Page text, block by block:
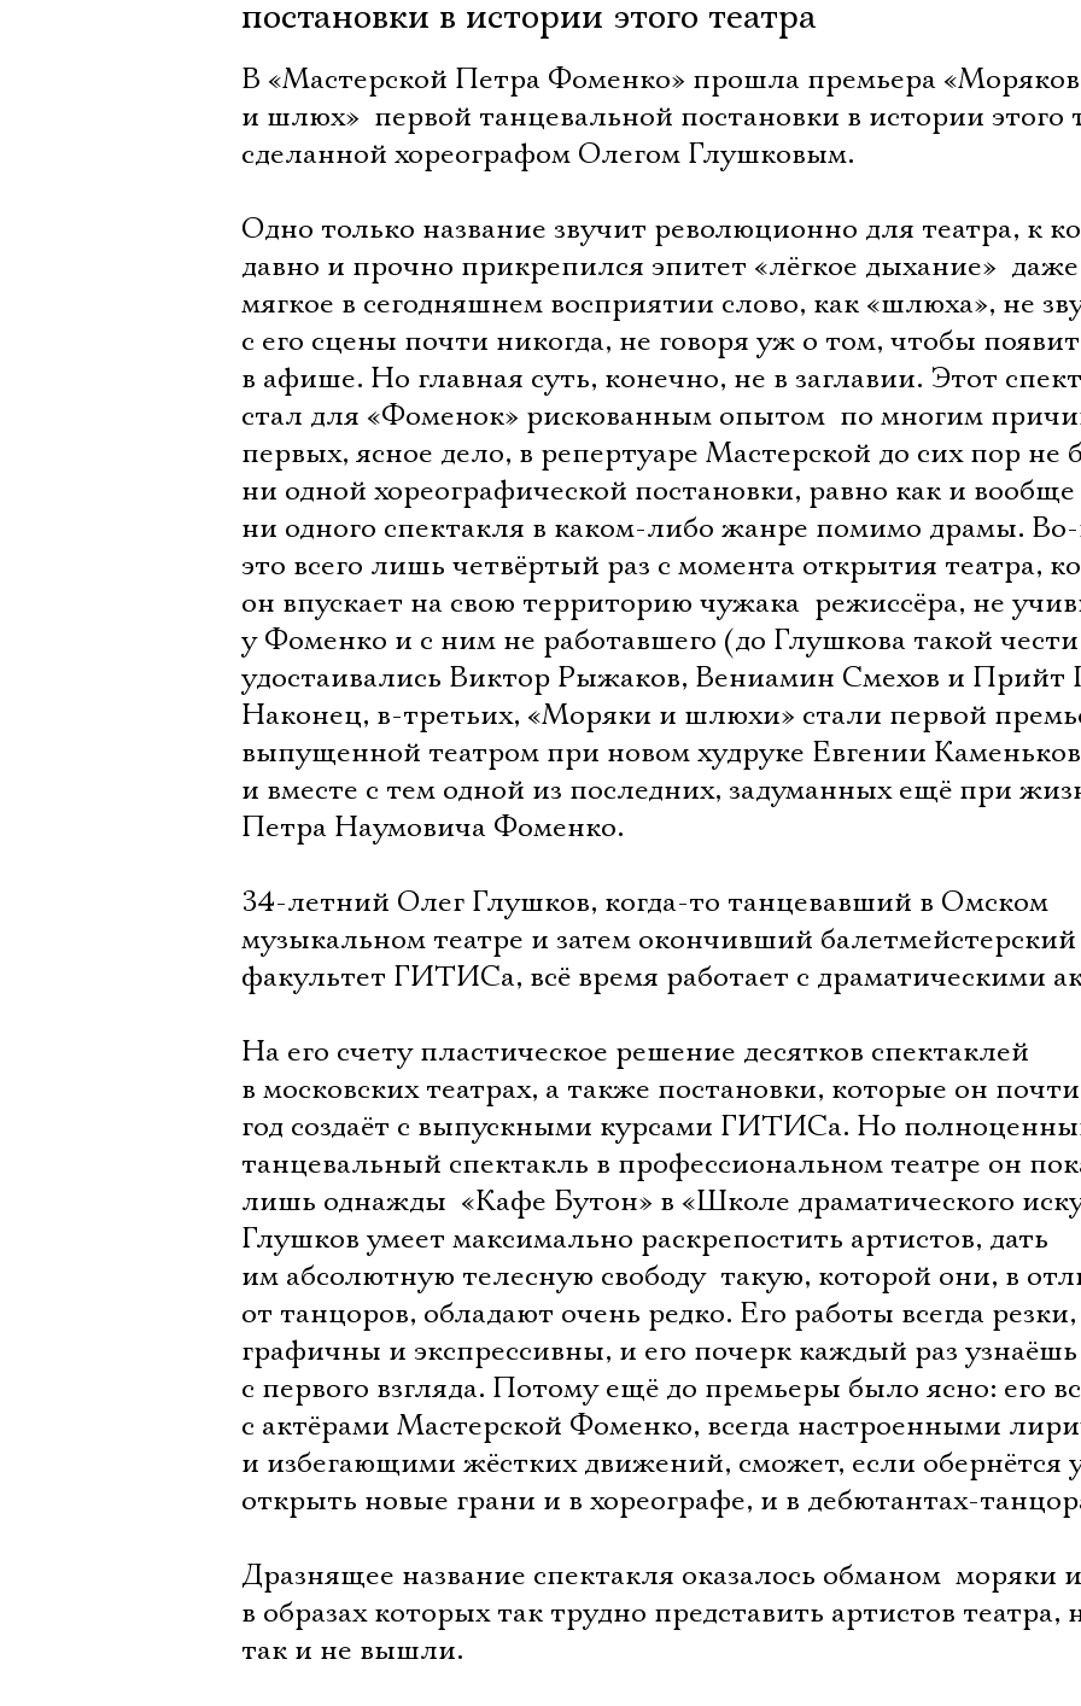
постановки в истории этого театра
В «Мастерской Петра Фоменко» прошла премьера «Моряков
и шлюх»  первой танцевальной постановки в истории этого
сделанной хореографом Олегом Глушковым.
Одно только название звучит революционно для театра, к
давно и прочно прикрепился эпитет «лёгкое дыхание» 
мягкое в сегодняшнем восприятии слово, как «шлюха», не
с его сцены почти никогда, не говоря уж о том, чтобы
в афише. Но главная суть, конечно, не в заглавии. Этот
стал для «Фоменок» рискованным опытом  по многим
первых, ясное дело, в репертуаре Мастерской до сих пор не
ни одной хореографической постановки, равно как и вообще
ни одного спектакля в каком-либо жанре помимо драмы.
это всего лишь четвёртый раз с момента открытия театра,
он впускает на свою территорию чужака  режиссёра, не
у Фоменко и с ним не работавшего (до Глушкова такой чести
удостаивались Виктор Рыжаков, Вениамин Смехов и Прийт
Наконец, в-третьих, «Моряки и шлюхи» стали первой
выпущенной театром при новом худруке Евгении
и вместе с тем одной из последних, задуманных ещё при
Петра Наумовича Фоменко.
34-летний Олег Глушков, когда-то танцевавший в Омском
музыкальном театре и затем окончивший балетмейстерский
факультет ГИТИСа, всё время работает с драматическими
На его счету пластическое решение десятков спектаклей
в московских театрах, а также постановки, которые он
год создаёт с выпускными курсами ГИТИСа. Но
танцевальный спектакль в профессиональном театре он
лишь однажды  «Кафе Бутон» в «Школе драматического
Глушков умеет максимально раскрепостить артистов, дать
им абсолютную телесную свободу  такую, которой они, в
от танцоров, обладают очень редко. Его работы всегда резки,
графичны и экспрессивны, и его почерк каждый раз узнаёшь
с первого взгляда. Потому ещё до премьеры было ясно: его
с актёрами Мастерской Фоменко, всегда настроенными
и избегающими жёстких движений, сможет, если обернётся
открыть новые грани и в хореографе, и в дебютантах-
Дразнящее название спектакля оказалось обманом 
в образах которых так трудно представить артистов театра,
так и не вышли.